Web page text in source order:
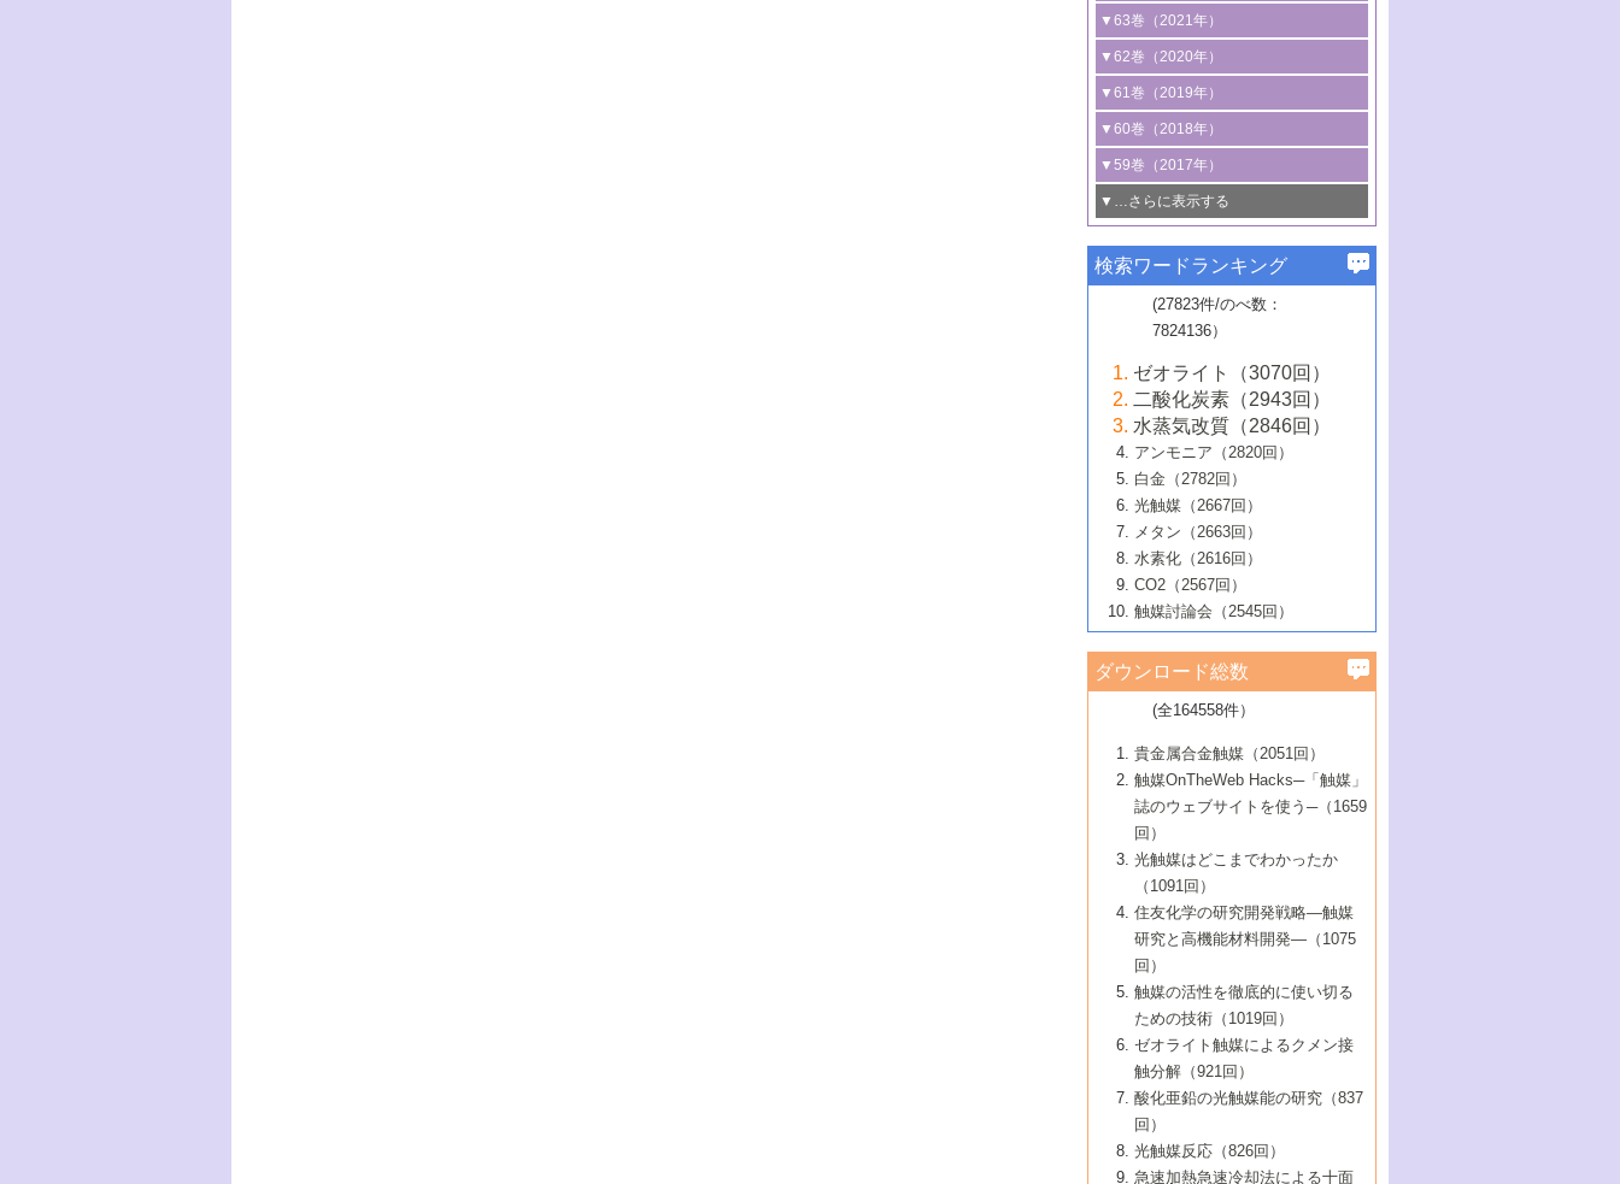
B号 第137回触媒討論会（2026年）
3号 オレフィン系樹脂の精密合成に関す
る最新技術
4号 アルコール類の効率的変換を実現す
る非貴金属触媒の研究動向
5号 ゼオライトの合成と応用における研
究動向
6号 ヘテロ接合界面
B号 第135回触媒討論会（2025年）
の新展開
3号 未踏分子変換を目指した酸化触媒プ
ロセスの最前線
4号 シンクロトロン放射光および中性子
線を利用した触媒解析技術の最先端
5号 単原子触媒
6号 参照触媒委員会からのお知らせ
B号 第133回触媒討論会（2023年）
2号 プラスチックケミカルリサイクルの
ための触媒技術
3号 非酸化物系金属化合物を基盤とした
触媒材料の開発
4号 格子酸素・格子酸素欠陥を利用した
触媒反応
5号 生体触媒によるエネルギー変換反応
6号 窒素とリンの循環のための触媒・機
能性材料
1号 合成ガス製造とCOを用いるケミカル
ズ合成の最新動向
2号 化学品合成のための合金触媒開発
3号 CO の排出削減および有効活用のた
めの触媒技術
4号 若手による情報発信企画～とびたて
若き触媒の研究者たち～（1）
若き触媒の研究者たち～（2）
6号 石油のノーブル・ユースを志向した
触媒技術
大学：オンライン・対面開催）
▼63巻（2021年）
1号 金触媒の新展開
2号 ペロブスカイト
3号 特殊反応場を利用した触媒的分子変
換反応
4号 多孔質材料を用いた触媒の新展開
5号 情報学的手法を用いた触媒開発
6号 カーボンニュートラルに向けた電解
技術
B号 第127回触媒討論会（2021年・オン
ライン開催(Zoom)のみ）
▼62巻（2020年）
1号 触媒設計を拓く欠陥構造のキャラク
タリゼーション
2号 機能化学品製造に資するクリーンな
触媒的酸化反応
3号 水処理のための触媒化学
4号 光触媒を用いた水分解の最新の研究
動向
5号 次世代の触媒プロセスを支えるマイ
6号 メタン転換技術の最新動向
B号 第125回触媒討論会（2020年・工学
院大学）
▼61巻（2019年）
1号 物質移動制御に着目した触媒プロセ
ス開発
2号 CO2 フリー水素サプライチェーンに
関わる触媒開発動向
3号 精密高分子合成に関する最近の研究
動向
4号 バイオマス化成品製造のための触媒
5号 固体触媒による含窒素有機化合物変
換の最前線
6号 貴金属使用量低減に向けた自動車排
ガス浄化触媒の開発
B号 第123回触媒討論会（2019年・大阪
▼60巻（2018年）
1号 固体酸触媒の最新の研究動向
2号 二酸化炭素からの有用化学品合成
3号 ナノ粒子・クラスター触媒の最前線
4号 60周年記念企画
5号 進化するゼオライト合成技術
6号 非貴金属系触媒における電気化学的
B号 第121回触媒討論会（2018年・東京
大学）
▼59巻（2017年）
1号 いたるところに，触媒
最先端技術
3号 無機分離膜材料の開発と触媒反応プ
ロセスへの適用
5号 水素のふるまいを解き明かす最先端
研究
6号 低級アルカンの有効利用のための触
媒技術
B号 第119回触媒討論会（2017年・首都
大学東京）
▼…さらに表示する
1号 ユニークな構造の高分子を生み出す触
2号 リグニンからの化成品製造に向けた触
媒技術
3号 触媒研究の最先端～とびたて若き研究
者たち～（1）
4号 触媒研究の最先端～とびたて若き研究
者たち～（2）
5号 触媒研究の最先端～とびたて若き研究
者たち～（3）
6号 イオニクス材料と燃料電池・電解合成
の最新の研究動向
B号 第117回触媒討論会（2016年・大阪府
立大学）
▼57巻（2015年）
1号 水素キャリアにかかわる触媒技術の新
2号 石油精製用触媒の最近の進展
3号 固体酸化物形燃料電池（SOFC）におけ
るアノード触媒上での燃料直接改質技術
4号 コアシェル構造の制御による触媒機能
5号 工業触媒およびその周辺技術の最近の
進歩
6号 ナノシート
B号 第115回触媒討論会（2015年・成蹊大
▼56巻（2014年）
2号 光触媒反応機構に関する最新の研究動
向
開発動向
4号 人工光合成に向けた近年のアプローチ
5号 未利用熱エネルギーの有効活用に貢献
する触媒技術
6号 ポリオキソメタレート
B号 第113回触媒討論会（2014年・ロワジ
ールホテル豊橋）
1号 高耐久性燃料電池システム用触媒にお
ける新展開
2号 リビングラジカル重合の最近の動向
3号 天然ガスの化学工業的展開に関する触
媒技術
4号 貴金属触媒の精密構造制御とその活用
5号 バイオマス化成品製造のための固体触
6号 ナノ空間─吸着状態解析から新機能開拓
B号 第111回触媒討論会（2013年・関西大
▼54巻（2012年）
1号 規則性多孔体の利用技術における最近
の進歩
2号 第109回触媒討論会
3号 貴金属低減技術の最新動向
4号 貴金属代替技術の最新動向
5号 光触媒による物質変換反応の新展開
6号 グラフェン
7号 水素を利用する化成品合成の新潮流
▼53巻（2011年）
1号 金属学から見る合金触媒の新展開
2号 第107回触媒討論会
3号 触媒のその場観察法の進歩（１）
4号 触媒のその場観察法の進歩（２）
5号 不活性結合の触媒的活性化による有機
合成
6号 新しい固体酸触媒技術
7号 ゼオライト合成における最近の進歩
▼52巻（2010年）
1号 触媒の劣化対策と長寿命触媒開発
2号 第105回触媒討論会
3号 ナノ構造が拓く新機能
4号 活性サイトおよびその環境の精密な設
計による触媒の高機能化
5号 触媒を有効に使うための技術
7号 有機分子触媒による精密有機合成
8号 高機能化ポリオレフィンに向けた重合
触媒の最近の進展
1号 炭素材料－熱い注目を集める材料－
2号 第103回触媒討論会
3号 環境浄化用光触媒の現状と課題
4号 水素社会の実現に向けた水素製造・貯
蔵技術の進歩
5号 CO2が関わる触媒・材料
7号 持続可能社会実現のための触媒および
触媒関連技術
▼50巻（2008年）
1号 触媒化学と学会のこの10年，半世紀，
そして未来
2号 第101回触媒討論会
4号 錯体を利用したユニークな表面構造の
構築と機能
5号 若手会員による触媒研究の未来展望1：
企業編
6号 第102回触媒討論会
7号 触媒・化学反応における計算化学の進
8号 若手研究者による触媒研究の未来展望
2：大学・研究所編
▼49巻（2007年）
1号 含フッ素化合物の合成と触媒
2号 第99回触媒討論会
3号 実用的ファインケミカル合成プロセス
を実現する触媒
5号 こんな物質，あんな物質―新たな触媒
の可能性―
7号 『結晶の化学』を活かした触媒研究
8号 イオン液体の応用
▼48巻（2006年）
1号 固体酸触媒の最近の進歩
2号 第97回触媒討論会
3号 リビング重合触媒の最近の展開
5号 水素製造・貯蔵のための触媒技術の新
しい展開
6号 第98回触媒討論会
7号 基礎化学品製造の触媒技術
8号 多機能型リアクター
1号 最近の触媒担体とその効果
2号 第95回触媒討論会
4号 水分解用光触媒材料
5号 時間分解分光の進歩と応用
6号 第96回触媒討論会
8号 超臨界流体を用いた化学プロセスの新
▼46巻（2004年）
1号 部分酸化反応触媒の最前線
2号 第93回触媒討論会
3号 特殊エネルギー場の触媒反応
4号 生体内における金属の触媒作用
5号 ファインケミカルズの展開に寄与する
6号 第94回触媒討論会
7号 サブナノレベルでみた新しい表面現象
8号 オレフィン重合触媒の新たな展
▼45巻（2003年）
1号 なぜこの触媒が良いのか？
2号 第91回触媒討論会
3号 最近の自動車排ガス処理技術
4号 触媒研究の現状と将来─第90回触媒討論
5号 基礎化学品製造の触媒技術
6号 第92回触媒討論会
7号 基礎化学品製造の触媒技術
8号 資源の循環と触媒技術
▼44巻（2002年）
1号 高次制御された触媒の化学
2号 第89回触媒討論会
3号 触媒を利用した電気化学の新展開
4号 ナノ材料の調製と機能化
5号 こんな触媒が欲しい
6号 第90回触媒討論会
7号 触媒研究と学術雑誌/情報
8号 若い世代からみた触媒化学の現状と未
▼43巻（2001年）
1号 グリーンケミストリーと触媒
2号 第87回触媒討論会特集号
3号 生体触媒とバイオプロセス
4号 水素製造・利用の触媒化学
5号 触媒研究における新しい切り口：コン
ビナトリアルケミストリー
6号 第88回触媒討論会特集号
7号 企業における触媒研究のブレークスル
8号 この材料を触媒として使ってみません
▼42巻（2000年）
1号 触媒反応工学の明日を拓く
2号 第85回触媒討論会
3号 反応ダイナミクス
5号 触媒のおもしろさをどのように伝える
6号 第86回触媒討論会
7号 水素化精製触媒の新しい展開
8号 新しい反応性と機能性を目指した金属
クラスタ-化学
▼41巻（1999年）
1号 孔、穴、あな?-特異な空間とその利用-
2号 第83回触媒討論会
3号 均一系触媒反応最前線
4号 実用炭素材料の新展開
5号 研究の方法論を考える
7号 機能性金属材料と触媒
8号 触媒研究へのNMRの応用と展望
▼40巻（1998年）
進展と21世紀への提言/創立40周年記念・触
媒学会この10年の歩みとこれから/創立40周
2号 第81回触媒討論会
3号 計算機触媒化学へのさそい
4号 触媒劣化の制御と予測
5号 最新の実用プロセスと触媒
6号 第82回触媒討論会
1号 均一系と不均一系触媒反応-その特徴と
接点
2号 第79回触媒討論会
3号 最新NO除去触媒の実用化研究
4号 新しい反応場を目指した触媒調製
5号 反応・分離技術の新しい展開
6号 第80回触媒討論会
▼38巻（1996年）
1号 触媒の構造と触媒作用/C1化学を中心と
する21世紀への触媒
3号 オリンピックメダル:金・銀・銅はどん
な触媒作用を示すか
4号 触媒作用における機能の複合化
▼37巻（1995年）
1号 ファインケミカルズと固体触媒
2号 第75回触媒討論会
3号 希土類を利用した触媒
4号 触媒とリサイクル
5号 エネルギー変換触媒
▼36巻（1994年）
1号 電気化学と触媒
2号 第73回触媒討論会
3号 C4化学の展開
4号 《通常号》
▼35巻（1993年）
1号 工業触媒開発マニュアル―探索から工
業化まで
2号 第71回触媒討論会
▼34巻（1992年）
1号 インパクトを与えたこの研究
2号 第69回触媒討論会
▼33巻（1991年）
1号 触媒プロセス開発マニュアル―探索か
▼32巻（1990年）
検索ワードランキング
(27823件/のべ数：
7824136）
ゼオライト（3070回）
二酸化炭素（2943回）
水蒸気改質（2846回）
アンモニア（2820回）
白金（2782回）
光触媒（2667回）
メタン（2663回）
水素化（2616回）
CO2（2567回）
触媒討論会（2545回）
ダウンロード総数
(全164558件）
貴金属合金触媒（2051回）
触媒OnTheWeb Hacks─「触媒」
誌のウェブサイトを使う─（1659
回）
光触媒はどこまでわかったか
（1091回）
住友化学の研究開発戦略―触媒
研究と高機能材料開発―（1075
回）
触媒の活性を徹底的に使い切る
ための技術（1019回）
ゼオライト触媒によるクメン接
触分解（921回）
酸化亜鉛の光触媒能の研究（837
回）
光触媒反応（826回）
急速加熱急速冷却法による十面